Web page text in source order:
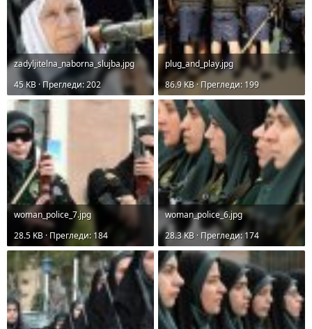
zadyljitelna_naborna_slujba.jpg
45 KB · Прегледи: 202
plug_and_play.jpg
86.9 KB · Прегледи: 199
woman_police_7.jpg
28.5 KB · Прегледи: 184
woman_police_6.jpg
28.3 KB · Прегледи: 174